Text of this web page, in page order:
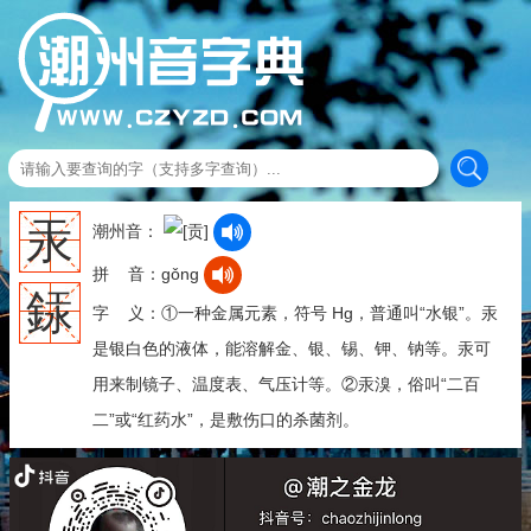
汞
銾
潮州音：
拼 音：gǒng
字 义：①一种金属元素，符号 Hg，普通叫“水银”。汞
是银白色的液体，能溶解金、银、锡、钾、钠等。汞可
用来制镜子、温度表、气压计等。②汞溴，俗叫“二百
二”或“红药水”，是敷伤口的杀菌剂。